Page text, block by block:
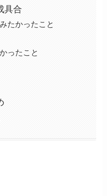
具合
たかったこと
ったこと